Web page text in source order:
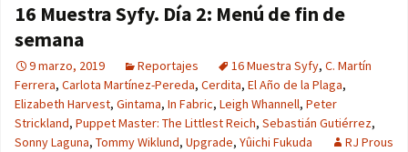
16 Muestra Syfy. Día 2: Menú de fin de
semana
9 marzo, 2019 Reportajes 16 Muestra Syfy, C. Martín
Ferrera, Carlota Martínez-Pereda, Cerdita, El Año de la Plaga,
Elizabeth Harvest, Gintama, In Fabric, Leigh Whannell, Peter
Strickland, Puppet Master: The Littlest Reich, Sebastián Gutiérrez,
Sonny Laguna, Tommy Wiklund, Upgrade, Yûichi Fukuda
RJ Prous